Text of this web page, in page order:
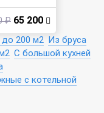
₽ 65 200
200 м2 Из бруса
С большой кухней
с котельной